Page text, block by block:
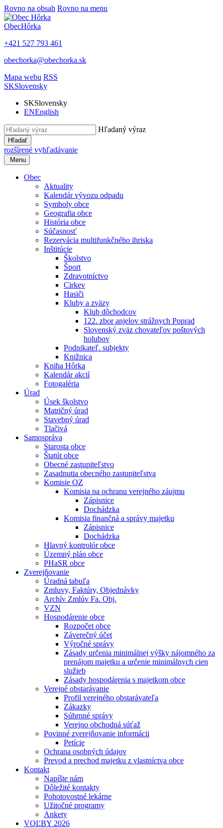
Rovno na obsah Rovno na menu
ObecHôrka
+421 527 793 461
obechorka@obechorka.sk
Mapa webu RSS
SKSlovensky
SKSlovensky
ENEnglish
Hľadaný výraz
Hľadať
rozšírené vyhľadávanie
Menu
Obec
Aktuality
Kalendár vývozu odpadu
Symboly obce
Geografia obce
História obce
Súčasnosť
Rezervácia multifunkčného ihriska
Inštitúcie
Školstvo
Šport
Zdravotníctvo
Cirkev
Hasiči
Kluby a zväzy
Klub dôchodcov
122. zbor anjelov strážnych Poprad
Slovenský zväz chovateľov poštových
holubov
Podnikateľ. subjekty
Knižnica
Kniha Hôrka
Kalendár akcií
Fotogaléria
Úrad
Úsek školstvo
Matričný úrad
Stavebný úrad
Tlačivá
Samospráva
Starosta obce
Štatút obce
Obecné zastupiteľstvo
Zasadnutia obecného zastupiteľstva
Komisie OZ
Komisia na ochranu verejného záujmu
Zápisnice
Dochádzka
Komisia finančná a správy majetku
Zápisnice
Dochádzka
Hlavný kontrolór obce
Územný plán obce
PHaSR obce
Zverejňovanie
Úradná tabuľa
Zmluvy, Faktúry, Objednávky
Archív Zmlúv Fa. Obj.
VZN
Hospodárenie obce
Rozpočet obce
Záverečný účet
Výročné správy
Zásady určenia minimálnej výšky nájomného za
prenájom majetku a určenie minimálnych cien
služieb
Zásady hospodárenia s majetkom obce
Verejné obstarávanie
Profil verejného obstarávateľa
Zákazky
Súhrnné správy
Verejno obchodná súťaž
Povinné zverejňovanie informácii
Petície
Ochrana osobných údajov
Prevod a prechod majetku z vlastníctva obce
Kontakt
Napíšte nám
Dôležité kontakty
Pohotovostné lekárne
Užitočné programy
Ankety
VOĽBY 2026